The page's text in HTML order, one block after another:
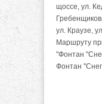
щоссе, ул.
ул. Краузе,
Маршруту
"Фонтан
Фонтан